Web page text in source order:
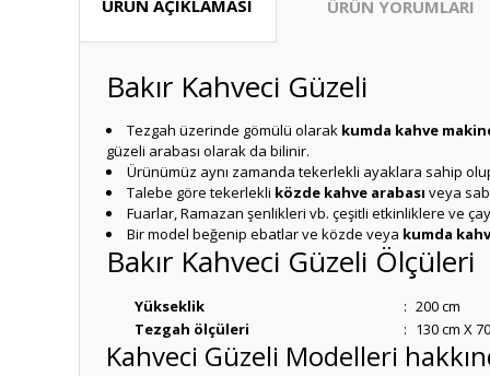
ÜRÜN AÇIKLAMASI ÜRÜN YORUMLARI
Bakır Kahveci Güzeli
Tezgah üzerinde gömülü olarak kumda kahve
güzeli arabası olarak da bilinir.
Ürünümüz aynı zamanda tekerlekli ayaklara sahip
Talebe göre tekerlekli közde kahve arabası veya
Fuarlar, Ramazan şenlikleri vb. çeşitli etkinliklere ve
Bir model beğenip ebatlar ve közde veya kumda
Bakır Kahveci Güzeli Ölçüleri
Yükseklik : 200 cm
Tezgah ölçüleri
: 130 cm X
Kahveci Güzeli Modelleri